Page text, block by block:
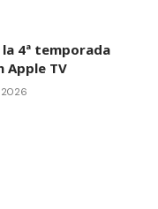
4ª temporada
Apple TV
2026